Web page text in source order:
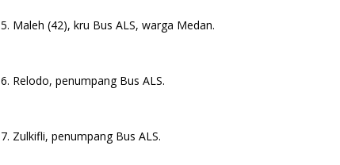
5. Maleh (42), kru Bus ALS, warga Medan.
6. Relodo, penumpang Bus ALS.
7. Zulkifli, penumpang Bus ALS.